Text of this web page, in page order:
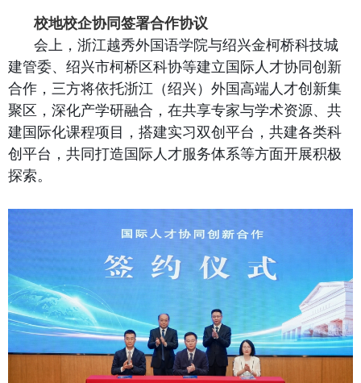
校地校企协同签署合作协议
会上，浙江越秀外国语学院与绍兴金柯桥科技城
建管委、绍兴市柯桥区科协等建立国际人才协同创新
合作，三方将依托浙江（绍兴）外国高端人才创新集
聚区，深化产学研融合，在共享专家与学术资源、共
建国际化课程项目，搭建实习双创平台，共建各类科
创平台，共同打造国际人才服务体系等方面开展积极
探索。